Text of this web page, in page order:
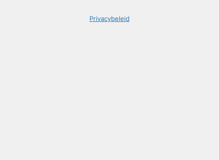
Privacybeleid